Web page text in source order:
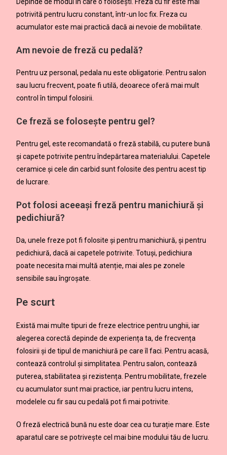
potrivită pentru lucru constant, într-un loc fix. Freza cu
acumulator este mai practică dacă ai nevoie de mobilitate.
Am nevoie de freză cu pedală?
Pentru uz personal, pedala nu este obligatorie. Pentru salon
sau lucru frecvent, poate fi utilă, deoarece oferă mai mult
control în timpul folosirii.
Ce freză se folosește pentru gel?
Pentru gel, este recomandată o freză stabilă, cu putere bună
și capete potrivite pentru îndepărtarea materialului. Capetele
ceramice și cele din carbid sunt folosite des pentru acest tip
de lucrare.
Pot folosi aceeași freză pentru manichiură și
pedichiură?
Da, unele freze pot fi folosite și pentru manichiură, și pentru
pedichiură, dacă ai capetele potrivite. Totuși, pedichiura
poate necesita mai multă atenție, mai ales pe zonele
sensibile sau îngroșate.
Pe scurt
Există mai multe tipuri de freze electrice pentru unghii, iar
alegerea corectă depinde de experiența ta, de frecvența
folosirii și de tipul de manichiură pe care îl faci. Pentru acasă,
contează controlul și simplitatea. Pentru salon, contează
puterea, stabilitatea și rezistența. Pentru mobilitate, frezele
cu acumulator sunt mai practice, iar pentru lucru intens,
modelele cu fir sau cu pedală pot fi mai potrivite.
O freză electrică bună nu este doar cea cu turație mare. Este
aparatul care se potrivește cel mai bine modului tău de lucru.